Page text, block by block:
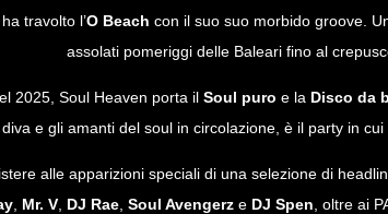
ha travolto l’O Beach con il suo suo morbido groove.
assolati pomeriggi delle Baleari fino al
2025, Soul Heaven porta il Soul puro e la Disco da
e gli amanti del soul in circolazione, è il party in
alle apparizioni speciali di una selezione di
, Mr. V, DJ Rae, Soul Avengerze DJ Spen , oltre ai